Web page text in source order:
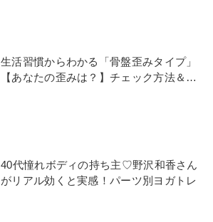
生活習慣からわかる「骨盤歪みタイプ」
【あなたの歪みは？】チェック方法＆歪
40代憧れボディの持ち主♡野沢和香さん
がリアル効くと実感！パーツ別ヨガトレ